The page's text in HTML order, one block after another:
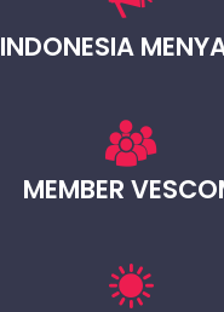
INDONESIA
MEMBER